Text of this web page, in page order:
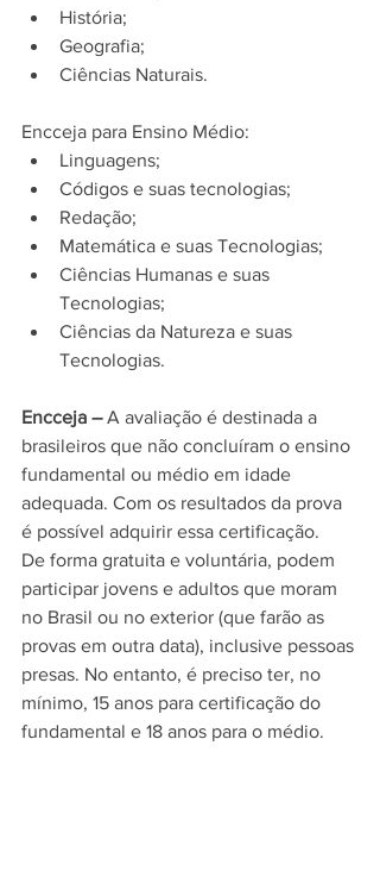
História;
Geografia;
Ciências Naturais.
Encceja para Ensino Médio:
Linguagens;
Códigos e suas tecnologias;
Redação;
Matemática e suas Tecnologias;
Ciências Humanas e suas
Tecnologias;
Ciências da Natureza e suas
Tecnologias.
Encceja – A avaliação é destinada a
brasileiros que não concluíram o ensino
fundamental ou médio em idade
adequada. Com os resultados da prova
é possível adquirir essa certificação.
De forma gratuita e voluntária, podem
participar jovens e adultos que moram
no Brasil ou no exterior (que farão as
provas em outra data), inclusive pessoas
presas. No entanto, é preciso ter, no
mínimo, 15 anos para certificação do
fundamental e 18 anos para o médio.